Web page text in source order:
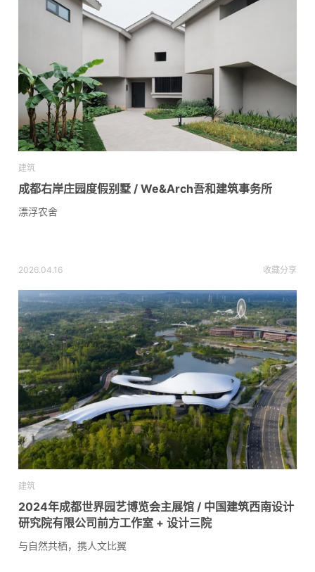
建筑
成都右岸庄园度假别墅 / We&Arch吾和建筑事务所
漂浮农舍
2026.04.16 收藏分享
建筑
2024年成都世界园艺博览会主展馆 / 中国建筑西南设计
研究院有限公司前方工作室 + 设计三院
与自然共栖，携人文比翼